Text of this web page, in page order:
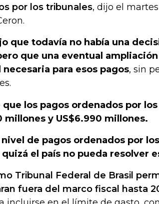
por los tribunales, dijo el
que todavía no había una
que una eventual
para esos pagos, sin
que los pagos ordenados por
millones y US$6.990 millones.
de pagos ordenados por
quizá el país no pueda resolver
Tribunal Federal de Brasil
fuera del marco fiscal hasta